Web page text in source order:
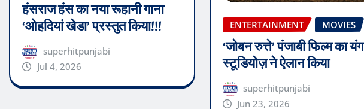
हंसराज हंस का नया रूहानी गाना
‘ओहदियां खेडा’ प्रस्तुत किया!!!
superhitpunjabi
Jul 4, 2026
ENTERTAINMENT MOVIES
‘जोबन रुत्ते’ पंजाबी फिल्म का यंग
स्टूडियोज़ ने ऐलान किया
superhitpunjabi
Jun 23, 2026